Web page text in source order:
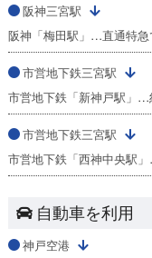
阪神三宮駅
阪神「梅田駅」…直通特急
市営地下鉄三宮駅
市営地下鉄「新神戸駅」…
市営地下鉄三宮駅
市営地下鉄「西神中央駅
自動車を利用
神戸空港